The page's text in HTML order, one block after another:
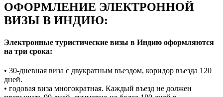
ОФОРМЛЕНИЕ ЭЛЕКТРОННОЙ
ВИЗЫ В ИНДИЮ:
Электронные туристические визы в Индию оформляются
на три срока:
• 30-дневная виза с двукратным въездом, коридор въезда 120
дней.
• годовая виза многократная. Каждый въезд не должен